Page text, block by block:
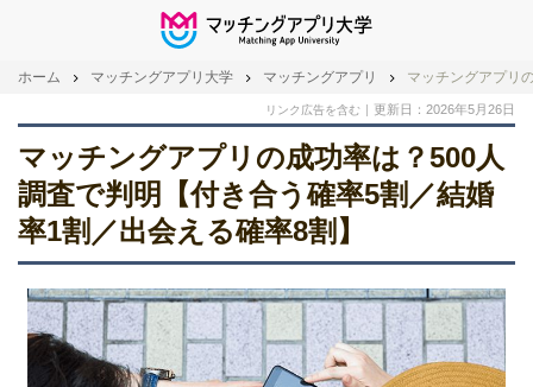
ホーム マッチングアプリ大学 マッチングアプリ マッチングアプリ
リンク広告を含む 更新日：2026年5月26日
マッチングアプリの成功率は？500人
調査で判明【付き合う確率5割／結婚
率1割／出会える確率8割】